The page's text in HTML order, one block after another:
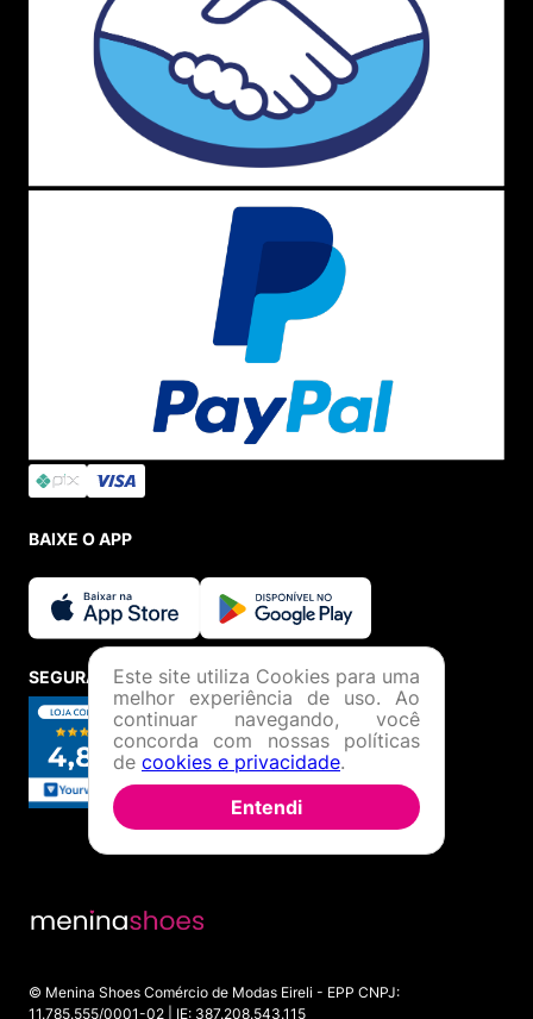
BAIXE O APP
SEGURANÇA E CREDIBILIDADE
© Menina Shoes Comércio de Modas Eireli - EPP CNPJ:
11.785.555/0001-02 | IE: 387.208.543.115
Este site utiliza Cookies para uma
melhor experiência de uso. Ao
continuar navegando, você
concorda com nossas políticas
de cookies e privacidade.
Entendi